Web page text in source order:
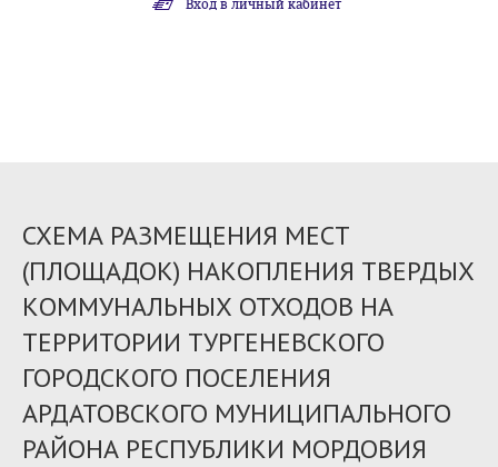
Вход в личный кабинет
СХЕМА РАЗМЕЩЕНИЯ МЕСТ
(ПЛОЩАДОК) НАКОПЛЕНИЯ ТВЕРДЫХ
КОММУНАЛЬНЫХ ОТХОДОВ НА
ТЕРРИТОРИИ ТУРГЕНЕВСКОГО
ГОРОДСКОГО ПОСЕЛЕНИЯ
АРДАТОВСКОГО МУНИЦИПАЛЬНОГО
РАЙОНА РЕСПУБЛИКИ МОРДОВИЯ